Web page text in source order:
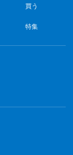
買う
特集